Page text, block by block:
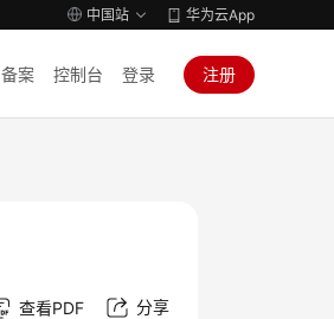
中国站 华为云App
备案 控制台 登录 注册
查看PDF 分享